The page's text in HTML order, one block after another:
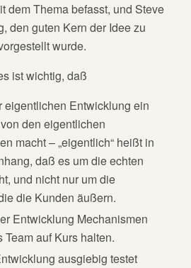
dem Thema befasst, und Steve
den guten Kern der Idee zu
wurde.
ist wichtig, daß
Entwicklung ein
den eigentlichen
macht – „eigentlich“ heißt in
daß es um die echten
und nicht nur um die
die Kunden äußern.
Entwicklung Mechanismen
auf Kurs halten.
ausgiebig testet